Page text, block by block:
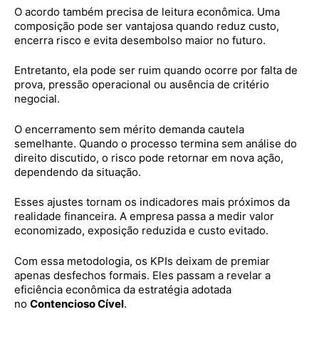
O acordo também precisa de leitura econômica. Uma
composição pode ser vantajosa quando reduz custo,
encerra risco e evita desembolso maior no futuro.
Entretanto, ela pode ser ruim quando ocorre por falta de
prova, pressão operacional ou ausência de critério
negocial.
O encerramento sem mérito demanda cautela
semelhante. Quando o processo termina sem análise do
direito discutido, o risco pode retornar em nova ação,
dependendo da situação.
Esses ajustes tornam os indicadores mais próximos da
realidade financeira. A empresa passa a medir valor
economizado, exposição reduzida e custo evitado.
Com essa metodologia, os KPIs deixam de premiar
apenas desfechos formais. Eles passam a revelar a
eficiência econômica da estratégia adotada
no Contencioso Cível.